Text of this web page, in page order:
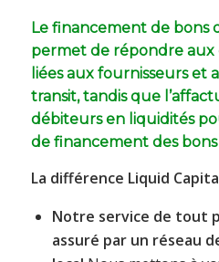
Le financement de bons
permet de répondre aux
liées aux fournisseurs et
transit, tandis que
débiteurs en liquidités
de financement des
La différence Liquid
Notre service de tout
assuré par un réseau